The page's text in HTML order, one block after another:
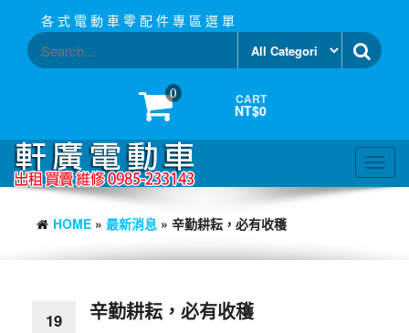
content
各 式 電 動 車 零 配 件 專 區 選 單
0 CART
NT$0
HOME » 最新消息 » 辛勤耕耘，必有收穫
19 辛勤耕耘，必有收穫